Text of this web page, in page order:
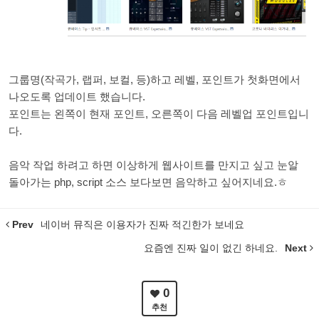
그룹명(작곡가, 랩퍼, 보컬, 등)하고 레벨, 포인트가 첫화면에서
나오도록 업데이트 했습니다.
포인트는 왼쪽이 현재 포인트, 오른쪽이 다음 레벨업 포인트입니
다.
음악 작업 하려고 하면 이상하게 웹사이트를 만지고 싶고 눈알
돌아가는 php, script 소스 보다보면 음악하고 싶어지네요.ㅎ
Prev 네이버 뮤직은 이용자가 진짜 적긴한가 보네요
요즘엔 진짜 일이 없긴 하네요. Next
0
추천